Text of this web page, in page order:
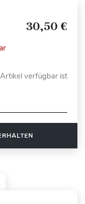
30,50 €
verfügbar ist